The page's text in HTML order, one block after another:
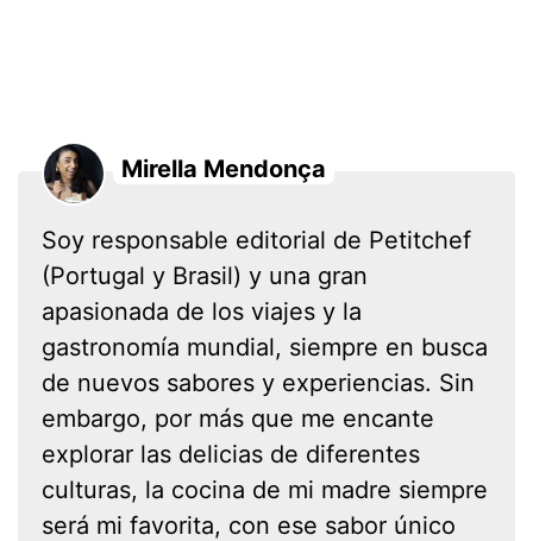
Mirella Mendonça
Soy responsable editorial de Petitchef
(Portugal y Brasil) y una gran
apasionada de los viajes y la
gastronomía mundial, siempre en busca
de nuevos sabores y experiencias. Sin
embargo, por más que me encante
explorar las delicias de diferentes
culturas, la cocina de mi madre siempre
será mi favorita, con ese sabor único